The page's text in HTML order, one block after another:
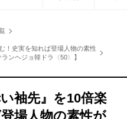
！史実を知れば登場人物の素性
ンヘジョ韓ドラ〈50〉】
袖先』を10倍楽
場人物の素性が